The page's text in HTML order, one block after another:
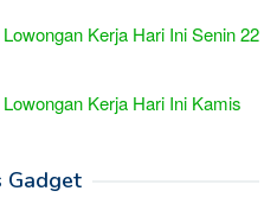
Kerja Hari Ini Senin 22
Kerja Hari Ini Kamis
Gadget